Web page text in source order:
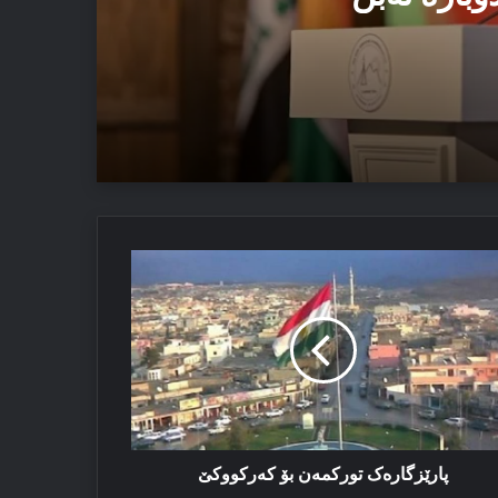
ئەڤ تاوان دوبارە نەبن
پارێزگارەک تورکمەن بۆ کەرکووکێ